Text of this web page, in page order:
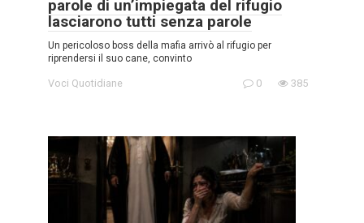
parole di un’impiegata del rifugio
lasciarono tutti senza parole
Un pericoloso boss della mafia arrivò al rifugio per
riprendersi il suo cane, convinto
Voci Quotidiane 0 385